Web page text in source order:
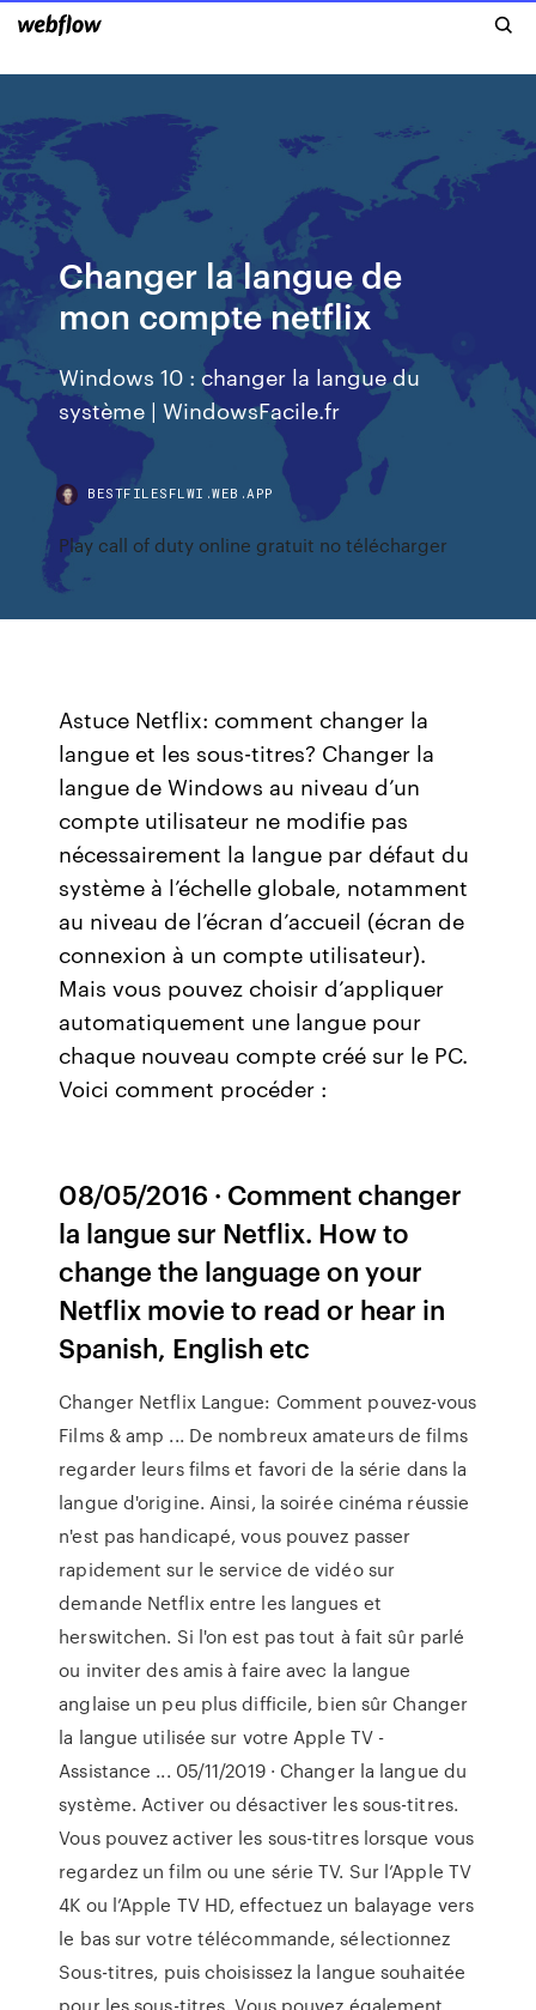
Changer la langue de
mon compte netflix
Windows 10 : changer la langue du
système | WindowsFacile.fr
BESTFILESFLWI.WEB.APP
Play call of duty online gratuit no télécharger
Astuce Netflix: comment changer la
langue et les sous-titres? Changer la
langue de Windows au niveau d’un
compte utilisateur ne modifie pas
nécessairement la langue par défaut du
système à l’échelle globale, notamment
au niveau de l’écran d’accueil (écran de
connexion à un compte utilisateur).
Mais vous pouvez choisir d’appliquer
automatiquement une langue pour
chaque nouveau compte créé sur le PC.
Voici comment procéder :
08/05/2016 · Comment changer
la langue sur Netflix. How to
change the language on your
Netflix movie to read or hear in
Spanish, English etc
Changer Netflix Langue: Comment pouvez-vous
Films & amp ... De nombreux amateurs de films
regarder leurs films et favori de la série dans la
langue d'origine. Ainsi, la soirée cinéma réussie
n'est pas handicapé, vous pouvez passer
rapidement sur le service de vidéo sur
demande Netflix entre les langues et
herswitchen. Si l'on est pas tout à fait sûr parlé
ou inviter des amis à faire avec la langue
anglaise un peu plus difficile, bien sûr Changer
la langue utilisée sur votre Apple TV -
Assistance ... 05/11/2019 · Changer la langue du
système. Activer ou désactiver les sous-titres.
Vous pouvez activer les sous-titres lorsque vous
regardez un film ou une série TV. Sur l’Apple TV
4K ou l’Apple TV HD, effectuez un balayage vers
le bas sur votre télécommande, sélectionnez
Sous-titres, puis choisissez la langue souhaitée
pour les sous-titres. Vous pouvez également